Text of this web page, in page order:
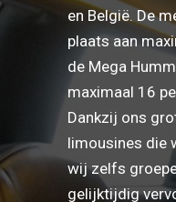
en België. De
plaats aan
de Mega
maximaal 16
Dankzij ons
limousines die
wij zelfs
gelijktijdig